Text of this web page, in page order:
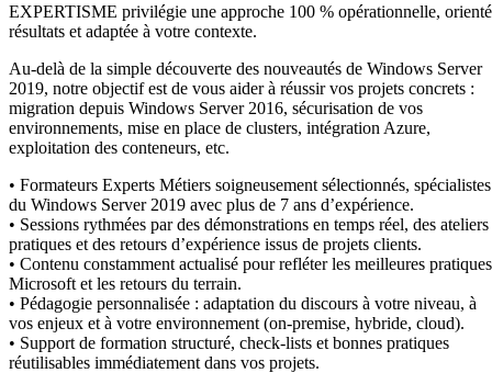
EXPERTISME privilégie une approche 100 % opérationnelle,
résultats et adaptée à votre contexte.
Au-delà de la simple découverte des nouveautés de Windows Server
2019, notre objectif est de vous aider à réussir vos projets concrets :
migration depuis Windows Server 2016, sécurisation de vos
environnements, mise en place de clusters, intégration Azure,
exploitation des conteneurs, etc.
• Formateurs Experts Métiers soigneusement sélectionnés, spécialistes
du Windows Server 2019 avec plus de 7 ans d’expérience.
• Sessions rythmées par des démonstrations en temps réel, des ateliers
pratiques et des retours d’expérience issus de projets clients.
• Contenu constamment actualisé pour refléter les meilleures pratiques
Microsoft et les retours du terrain.
• Pédagogie personnalisée : adaptation du discours à votre niveau, à
vos enjeux et à votre environnement (on-premise, hybride, cloud).
• Support de formation structuré, check-lists et bonnes pratiques
réutilisables immédiatement dans vos projets.